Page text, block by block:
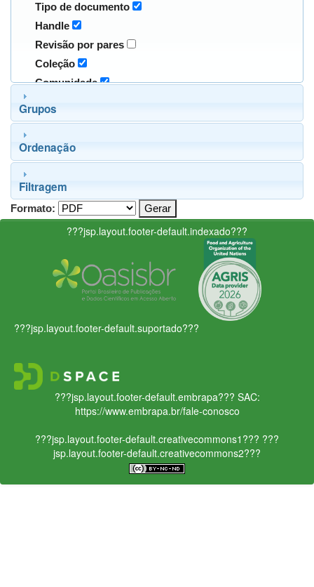
Tipo de documento
Handle
Revisão por pares
Coleção
Comunidade
Grupos
Ordenação
Filtragem
Formato:
???jsp.layout.footer-default.indexado???
???jsp.layout.footer-default.suportado???
???jsp.layout.footer-default.embrapa??? SAC:
https://www.embrapa.br/fale-conosco
???jsp.layout.footer-default.creativecommons1??? ???
jsp.layout.footer-default.creativecommons2???